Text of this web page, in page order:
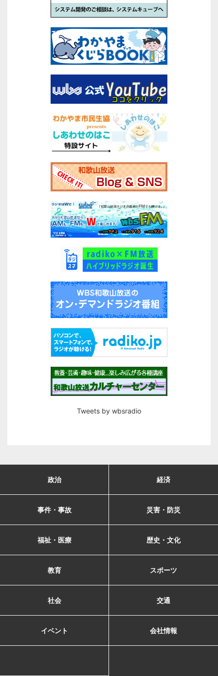
Tweets by wbsradio
政治 経済
事件・事故 災害・防災
福祉・医療 歴史・文化
教育 スポーツ
社会 交通
イベント 会社情報